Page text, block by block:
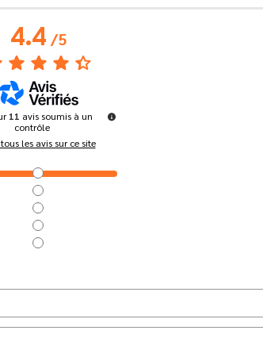
4.4/5
11 avis soumis à un
contrôle
les avis sur ce site